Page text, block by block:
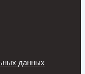
данных